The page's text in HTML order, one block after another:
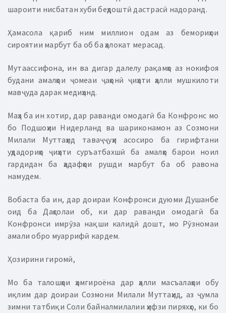
шароити нисбатан хуби беҳдоштӣ дастрасӣ надоранд.
Ҳамасола қариб ним миллион одам аз бемориҳои
сироятии марбут ба об ба ҳалокат мерасад.
Мутаассифона, ин ва дигар далелу рақамҳо аз нокифоя
будани амалҳои ҷомеаи ҷаҳонӣ ҷиҳати ҳалли мушкилоти
мавҷуда дарак медиҳанд.
Маҳз ба ин хотир, дар раванди омодагӣ ба Конфронс мо
бо Подшоҳии Нидерланд ва шариконамон аз Созмони
Милали Муттаҳид таваҷҷуҳи асосиро ба гирифтани
уҳдадориҳо ҷиҳати суръатбахшӣ ба амалҳо барои ноил
гардидан ба ҳадафҳои рушди марбут ба об равона
намудем.
Вобаста ба ин, дар доираи Конфронси дуюми Душанбе
оид ба Даҳсолаи об, ки дар раванди омодагӣ ба
Конфронси имрӯза нақши калидӣ дошт, мо Рӯзномаи
амали обро муаррифӣ кардем.
Ҳозирини гиромӣ,
Мо ба талошҳои ҳамгироёна дар ҳалли масъалаҳои обу
иқлим дар доираи Созмони Милали Муттаҳид, аз ҷумла
зимни татбиқи Соли байналмилалии ҳифзи пиряхҳо, ки бо